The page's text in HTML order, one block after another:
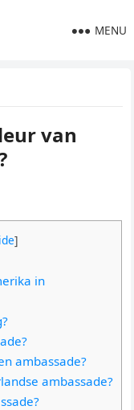
MENU
van
]
in
ambassade?
ambassade?